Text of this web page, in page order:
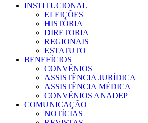
INSTITUCIONAL
ELEIÇÕES
HISTÓRIA
DIRETORIA
REGIONAIS
ESTATUTO
BENEFÍCIOS
CONVÊNIOS
ASSISTÊNCIA JURÍDICA
ASSISTÊNCIA MÉDICA
CONVÊNIOS ANADEP
COMUNICAÇÃO
NOTÍCIAS